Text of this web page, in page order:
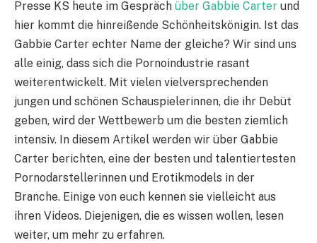
Presse KS heute im Gespräch über Gabbie Carter und
hier kommt die hinreißende Schönheitskönigin. Ist das
Gabbie Carter echter Name der gleiche? Wir sind uns
alle einig, dass sich die Pornoindustrie rasant
weiterentwickelt. Mit vielen vielversprechenden
jungen und schönen Schauspielerinnen, die ihr Debüt
geben, wird der Wettbewerb um die besten ziemlich
intensiv. In diesem Artikel werden wir über Gabbie
Carter berichten, eine der besten und talentiertesten
Pornodarstellerinnen und Erotikmodels in der
Branche. Einige von euch kennen sie vielleicht aus
ihren Videos. Diejenigen, die es wissen wollen, lesen
weiter, um mehr zu erfahren.